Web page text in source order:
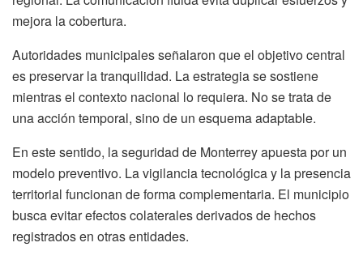
mejora la cobertura.
Autoridades municipales señalaron que el objetivo central
es preservar la tranquilidad. La estrategia se sostiene
mientras el contexto nacional lo requiera. No se trata de
una acción temporal, sino de un esquema adaptable.
En este sentido, la seguridad de Monterrey apuesta por un
modelo preventivo. La vigilancia tecnológica y la presencia
territorial funcionan de forma complementaria. El municipio
busca evitar efectos colaterales derivados de hechos
registrados en otras entidades.